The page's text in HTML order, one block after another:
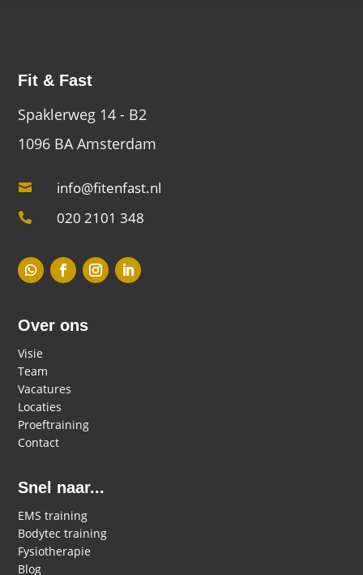
Fit & Fast
Spaklerweg 14 - B2
1096 BA Amsterdam
 info@fitenfast.nl
 020 2101 348
Over ons
Visie
Team
Vacatures
Locaties
Proeftraining
Contact
Snel naar...
EMS training
Bodytec training
Fysiotherapie
Blog